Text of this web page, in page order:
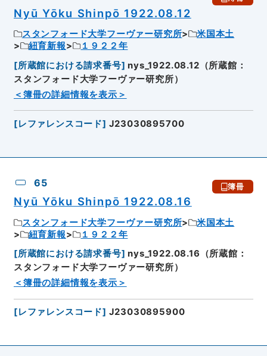
Nyū Yōku Shinpō 1922.08.12
スタンフォード大学フーヴァー研究所
米国本土
紐育新報
１９２２年
[所蔵館における請求番号] nys_1922.08.12（所蔵館：
スタンフォード大学フーヴァー研究所）
＜簿冊の詳細情報を表示＞
[レファレンスコード] J23030895700
65 簿冊
Nyū Yōku Shinpō 1922.08.16
スタンフォード大学フーヴァー研究所
米国本土
紐育新報
１９２２年
[所蔵館における請求番号] nys_1922.08.16（所蔵館：
スタンフォード大学フーヴァー研究所）
＜簿冊の詳細情報を表示＞
[レファレンスコード] J23030895900